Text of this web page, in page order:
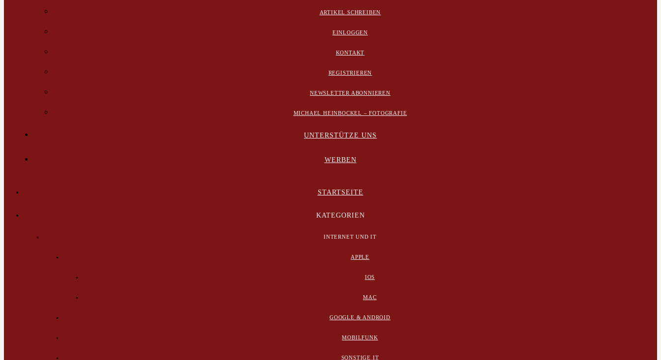
ARTIKEL SCHREIBEN
EINLOGGEN
KONTAKT
REGISTRIEREN
NEWSLETTER ABONNIEREN
MICHAEL HEINBOCKEL – FOTOGRAFIE
UNTERSTÜTZE UNS
WERBEN
STARTSEITE
KATEGORIEN
INTERNET UND IT
APPLE
IOS
MAC
GOOGLE & ANDROID
MOBILFUNK
SONSTIGE IT